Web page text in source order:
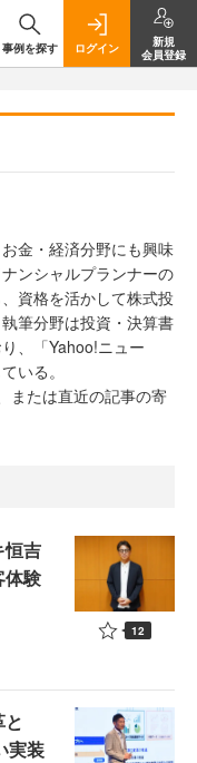
事例を探す ログイン
新規
会員登録
金・経済分野にも興味
ンシャルプランナーの
資格を活かして株式投
筆分野は投資・決算書
、「Yahoo!ニュー
いる。
または直近の記事の寄
恒吉
体験
12
実装